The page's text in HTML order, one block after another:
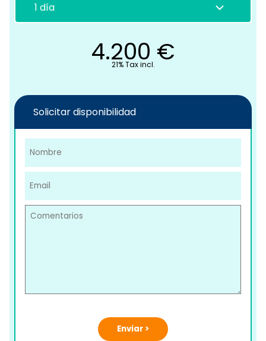
4.200 €
21% Tax incl.
Solicitar disponibilidad
Enviar >